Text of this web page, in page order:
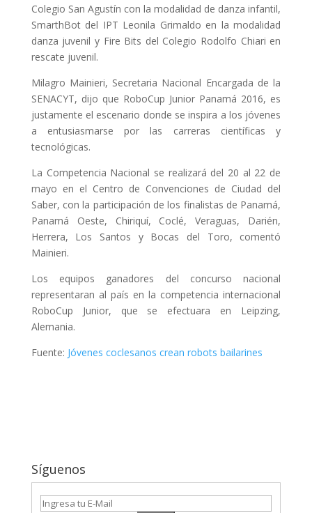
Colegio San Agustín con la modalidad de danza infantil,
SmarthBot del IPT Leonila Grimaldo en la modalidad
danza juvenil y Fire Bits del Colegio Rodolfo Chiari en
rescate juvenil.
Milagro Mainieri, Secretaria Nacional Encargada de la
SENACYT, dijo que RoboCup Junior Panamá 2016, es
justamente el escenario donde se inspira a los jóvenes
a entusiasmarse por las carreras científicas y
tecnológicas.
La Competencia Nacional se realizará del 20 al 22 de
mayo en el Centro de Convenciones de Ciudad del
Saber, con la participación de los finalistas de Panamá,
Panamá Oeste, Chiriquí, Coclé, Veraguas, Darién,
Herrera, Los Santos y Bocas del Toro, comentó
Mainieri.
Los equipos ganadores del concurso nacional
representaran al país en la competencia internacional
RoboCup Junior, que se efectuara en Leipzing,
Alemania.
Fuente: Jóvenes coclesanos crean robots bailarines
Síguenos